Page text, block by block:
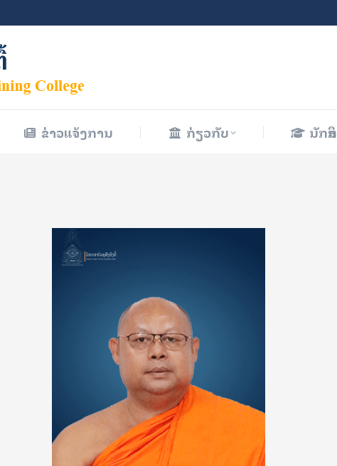
ຂ່າວແຈ້ງການ ກ່ຽວກັບ ນັກສຶກ
ຂ່າວແຈ້ງການ ກ່ຽວກັບ ນັກສຶກ